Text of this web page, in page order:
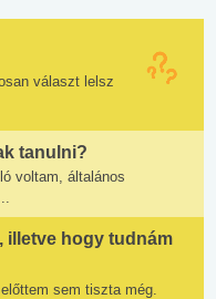
választ lelsz
tanulni?
voltam, általános
illetve hogy tudnám
sem tiszta még.